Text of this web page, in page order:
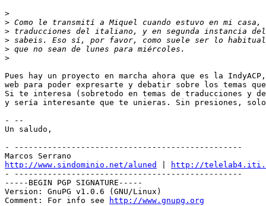
>
>
>
>
>
>
Pues hay un proyecto en marcha ahora que es la
web para poder expresarte y debatir sobre los temas
Si te interesa (sobretodo en temas de traducciones y
y sería interesante que te unieras. Sin presiones,
- --
Un saludo,
- ------------------------------------------------
http://www.sindominio.net/aluned
http://
- ------------------------------------------------
-----BEGIN PGP SIGNATURE-----
Version: GnuPG v1.0.6 (GNU/Linux)
Comment: For info see
http://www.gnupg.org